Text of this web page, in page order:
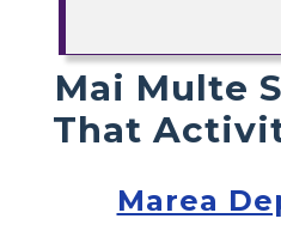
Mai Multe
That
Marea